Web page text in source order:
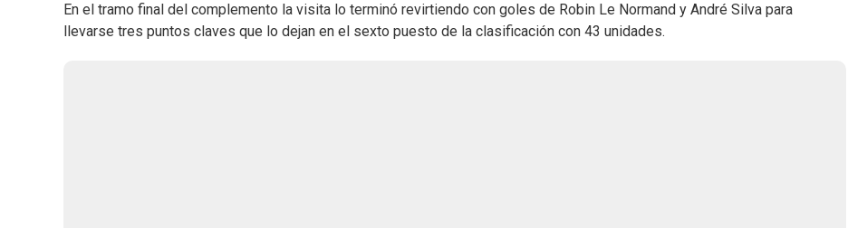
En el tramo final del complemento la visita lo terminó revirtiendo con goles de Robin Le Normand y André Silva para
llevarse tres puntos claves que lo dejan en el sexto puesto de la clasificación con 43 unidades.